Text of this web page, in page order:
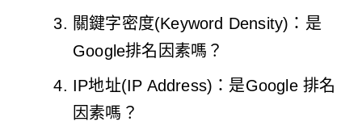
關鍵字密度(Keyword Density)：是
Google排名因素嗎？
IP地址(IP Address)：是Google 排名
因素嗎？